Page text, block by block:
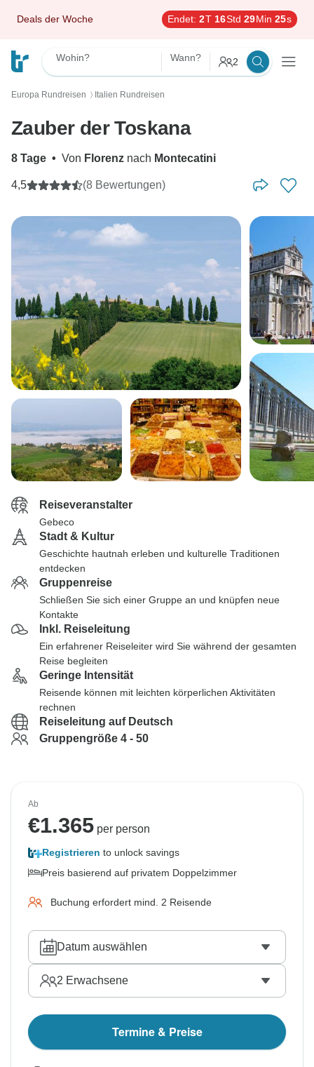
Deals der Woche Endet: 2T 16Std 29Min 23s
Wohin? Wann? 2
Europa Rundreisen 〉 Italien Rundreisen
Zauber der Toskana
8 Tage • Von Florenz nach Montecatini
4,5 (8 Bewertungen)
Reiseveranstalter
Gebeco
Stadt & Kultur
Geschichte hautnah erleben und kulturelle Traditionen
entdecken
Gruppenreise
Schließen Sie sich einer Gruppe an und knüpfen neue
Kontakte
Inkl. Reiseleitung
Ein erfahrener Reiseleiter wird Sie während der gesamten
Reise begleiten
Geringe Intensität
Reisende können mit leichten körperlichen Aktivitäten
rechnen
Reiseleitung auf Deutsch
Gruppengröße 4 - 50
Ab
€1.365 per person
Registrieren to unlock savings
Preis basierend auf privatem Doppelzimmer
Buchung erfordert mind. 2 Reisende
Datum auswählen
2 Erwachsene
Termine & Preise